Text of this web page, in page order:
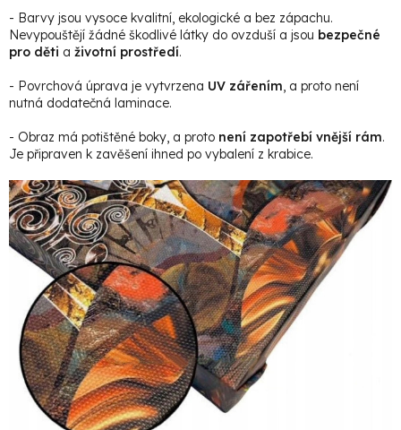
- Barvy jsou vysoce kvalitní, ekologické a bez zápachu.
Nevypouštějí žádné škodlivé látky do ovzduší a jsou bezpečné
pro děti a životní prostředí.
- Povrchová úprava je vytvrzena UV zářením, a proto není
nutná dodatečná laminace.
- Obraz má potištěné boky, a proto není zapotřebí vnější rám.
Je připraven k zavěšení ihned po vybalení z krabice.